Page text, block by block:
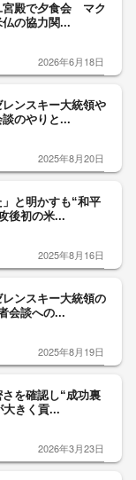
宮殿で夕食会 マク
の協力関...
2026年6月18日
レンスキー大統領や
のやりと...
2025年8月20日
」と明かすも“和平
後初の米...
2025年8月16日
レンスキー大統領の
会談への...
2025年8月19日
さを確認し“成功裏
きく貢...
2026年3月23日